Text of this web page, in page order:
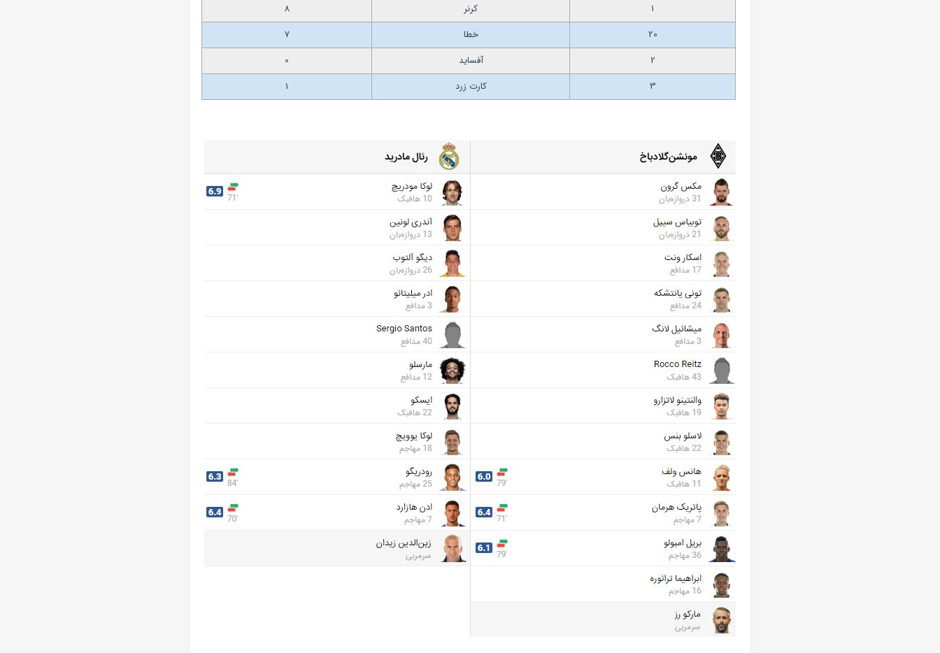
1
کرنر
8
20
خطا
7
2
آفساید
0
3
کارت زرد 1